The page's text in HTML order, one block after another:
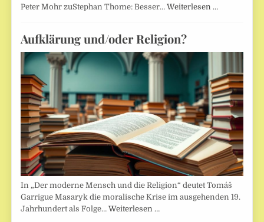
Peter Mohr zuStephan Thome: Besser…Weiterlesen …
Aufklärung und/oder Religion?
In „Der moderne Mensch und die Religion“ deutet Tomáš
Garrigue Masaryk die moralische Krise im ausgehenden 19.
Jahrhundert als Folge…Weiterlesen …